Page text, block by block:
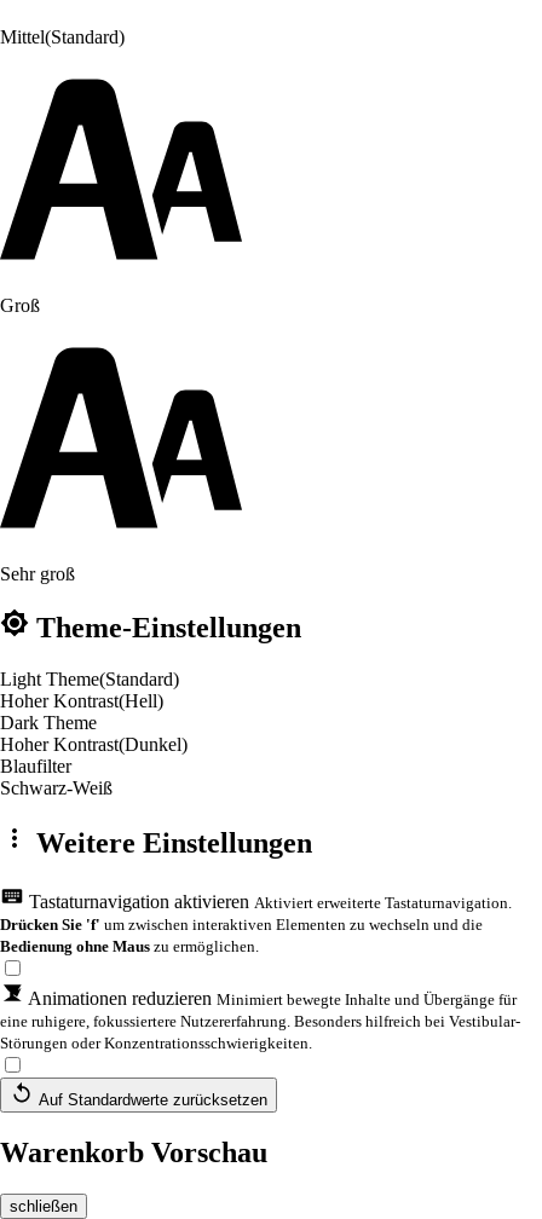
Mittel(Standard)
Groß
Sehr groß
Theme-Einstellungen
Light Theme(Standard)
Hoher Kontrast(Hell)
Dark Theme
Hoher Kontrast(Dunkel)
Blaufilter
Schwarz-Weiß
Weitere Einstellungen
Tastaturnavigation aktivieren Aktiviert erweiterte Tastaturnavigation.
Drücken Sie 'f' um zwischen interaktiven Elementen zu wechseln und die
Bedienung ohne Maus zu ermöglichen.
Animationen reduzieren Minimiert bewegte Inhalte und Übergänge für
eine ruhigere, fokussiertere Nutzererfahrung. Besonders hilfreich bei Vestibular-
Störungen oder Konzentrationsschwierigkeiten.
Auf Standardwerte zurücksetzen
Warenkorb Vorschau
schließen